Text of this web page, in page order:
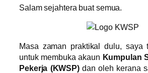
Salam sejahtera buat semua.
Masa zaman praktikal dulu, saya
untuk membuka akaun Kumpulan
Pekerja (KWSP) dan oleh kerana